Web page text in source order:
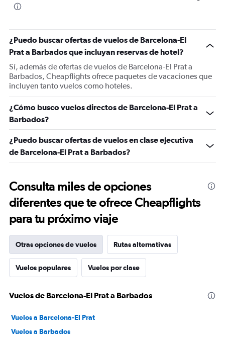
¿Puedo buscar ofertas de vuelos de Barcelona-El
Prat a Barbados que incluyan reservas de hotel?
Sí, además de ofertas de vuelos de Barcelona-El Prat a
Barbados, Cheapflights ofrece paquetes de vacaciones que
incluyen tanto vuelos como hoteles.
¿Cómo busco vuelos directos de Barcelona-El Prat a
Barbados?
¿Puedo buscar ofertas de vuelos en clase ejecutiva
de Barcelona-El Prat a Barbados?
Consulta miles de opciones
diferentes que te ofrece Cheapflights
para tu próximo viaje
Otras opciones de vuelos Rutas alternativas
Vuelos populares Vuelos por clase
Vuelos de Barcelona-El Prat a Barbados
Vuelos a Barcelona-El Prat
Vuelos a Barbados